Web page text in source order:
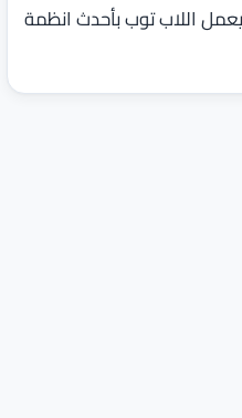
خلايا 52.5 وات ، ويعمل اللاب توب بأحدث انظمة